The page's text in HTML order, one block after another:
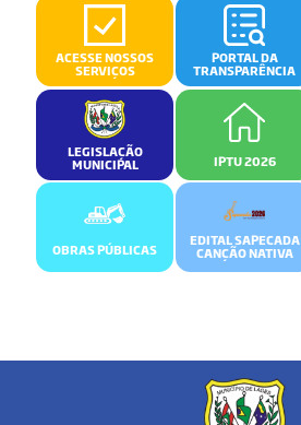
ACESSE NOSSOS
SERVIÇOS
PORTAL DA
TRANSPARÊNCIA
LEGISLAÇÃO
MUNICIPAL IPTU 2026
OBRAS PÚBLICAS
EDITAL SAPECADA
CANÇÃO NATIVA